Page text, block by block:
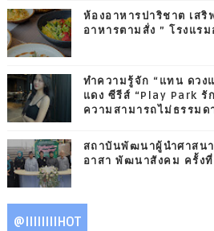
ห้องอาหารปาริชาต เส
อาหารตามสั่ง ” โรงแร
ทำความรู้จัก “แทน ดวง
แดง ซีรีส์ “Play Park
ความสามารถไม่ธรรมด
สถาบันพัฒนาผู้นำศาสน
อาสา พัฒนาสังคม ครั้งที่
@IIIIIIIIHOT